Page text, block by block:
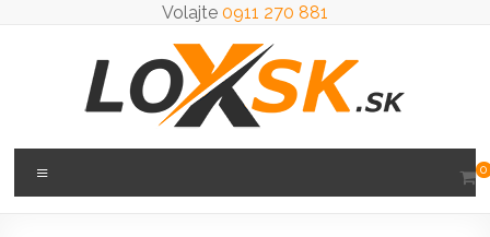
Volajte 0911 270 881
Loxsk
predaj
0